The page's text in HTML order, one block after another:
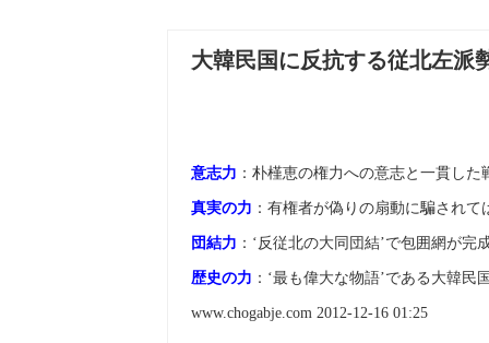
大韓民国に反抗する従北左派
意志力 ：朴槿恵の権力への意志と一貫した
真実の力 ：有権者が偽りの扇動に騙されて
団結力 ：‘反従北の大同団結’で包囲網が完
歴史の力 ：‘最も偉大な物語’である大韓民
www.chogabje.com 2012-12-16 01:25